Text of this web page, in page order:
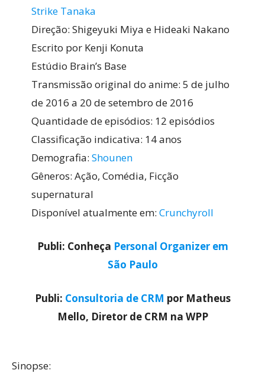
Strike Tanaka
Direção: Shigeyuki Miya e Hideaki Nakano
Escrito por Kenji Konuta
Estúdio Brain’s Base
Transmissão original do anime: 5 de julho
de 2016 a 20 de setembro de 2016
Quantidade de episódios: 12 episódios
Classificação indicativa: 14 anos
Demografia: Shounen
Gêneros: Ação, Comédia, Ficção
supernatural
Disponível atualmente em: Crunchyroll
Publi: Conheça Personal Organizer em
São Paulo
Publi: Consultoria de CRM por Matheus
Mello, Diretor de CRM na WPP
Sinopse: